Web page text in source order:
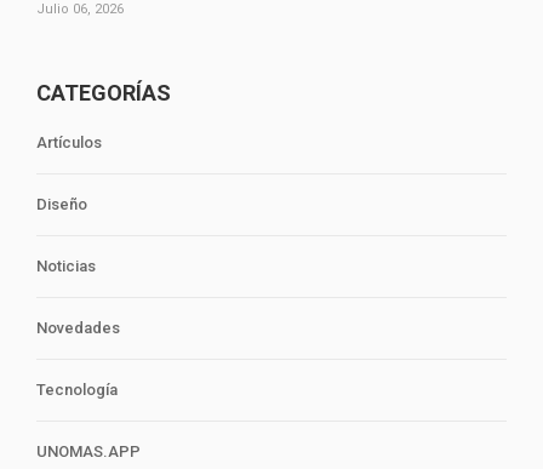
Julio 06, 2026
CATEGORÍAS
Artículos
Diseño
Noticias
Novedades
Tecnología
UNOMAS.APP